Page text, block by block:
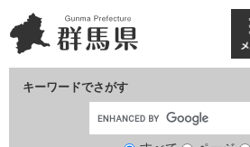
ー
ジ
ニ
ュ
キーワードでさがす
メ
ニ
ー